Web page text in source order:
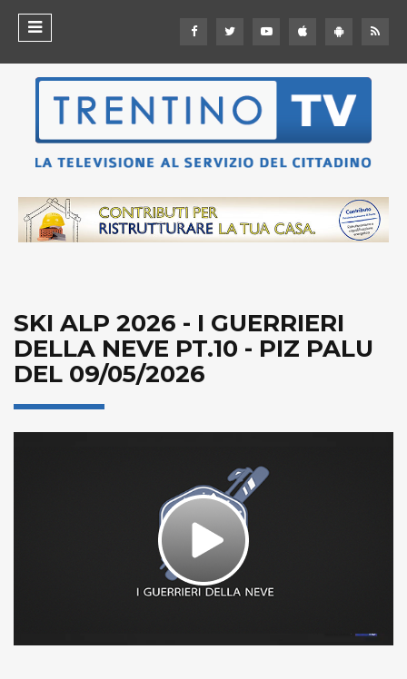
SKI ALP 2026 - I GUERRIERI
DELLA NEVE PT.10 - PIZ PALU
DEL 09/05/2026
Play
Video